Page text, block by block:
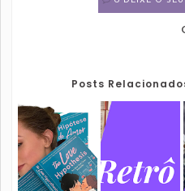
Posts